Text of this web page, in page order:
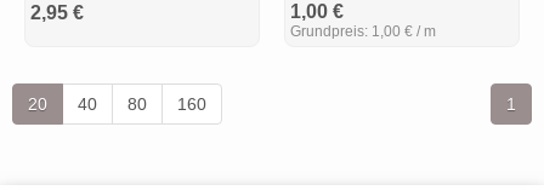
2,95 € 1,00 €
Grundpreis: 1,00 € / m
20 40 80 160 1